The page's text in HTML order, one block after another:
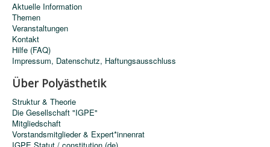
Aktuelle Information
Themen
Veranstaltungen
Kontakt
Hilfe (FAQ)
Impressum, Datenschutz, Haftungsausschluss
Über Polyästhetik
Struktur & Theorie
Die Gesellschaft "IGPE"
Mitgliedschaft
Vorstandsmitglieder & Expert*innenrat